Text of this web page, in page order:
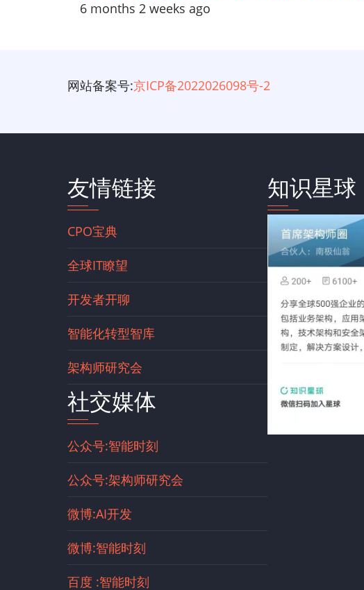
6 months 2 weeks ago
网站备案号:京ICP备2022026098号-2
友情链接
CPO宝典
全球IT瞭望
开发者开聊
智能化转型智库
架构师研究会
社交媒体
公众号:智能时刻
公众号:架构师研究会
微博:AI开发
微博:智能时刻
百度 :智能时刻
知识星球